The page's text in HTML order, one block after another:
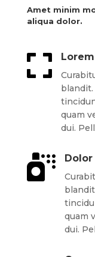
Amet minim
aliqua dolor.

quam
dui.

quam
dui.